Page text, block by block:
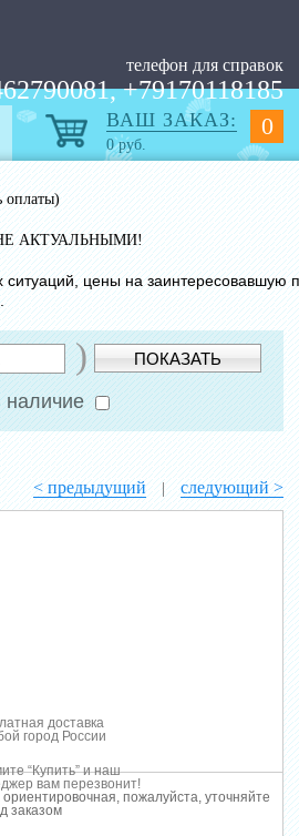
телефон для справок
+79170118185
0
ВАШ ЗАКАЗ:
0руб.
оплаты)
АКТУАЛЬНЫМИ!
цены на заинтересовавшую
) ПОКАЗАТЬ
наличие
< предыдущий | следующий >
доставка
город России
“Купить” и наш
вам перезвонит!
пожалуйста, уточняйте
заказом